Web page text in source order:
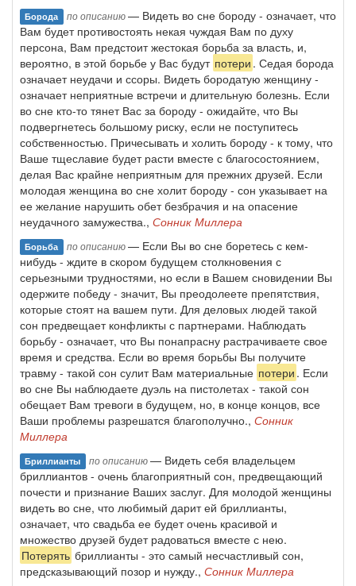
Борода по описанию— Видеть во сне бороду - означает, что
Вам будет противостоять некая чуждая Вам по духу
персона, Вам предстоит жестокая борьба за власть, и,
вероятно, в этой борьбе у Вас будут потери . Седая борода
означает неудачи и ссоры. Видеть бородатую женщину -
означает неприятные встречи и длительную болезнь. Если
во сне кто-то тянет Вас за бороду - ожидайте, что Вы
подвергнетесь большому риску, если не поступитесь
собственностью. Причесывать и холить бороду - к тому, что
Ваше тщеславие будет расти вместе с благосостоянием,
делая Вас крайне неприятным для прежних друзей. Если
молодая женщина во сне холит бороду - сон указывает на
ее желание нарушить обет безбрачия и на опасение
неудачного замужества., Сонник Миллера
Борьба по описанию— Если Вы во сне боретесь с кем-
нибудь - ждите в скором будущем столкновения с
серьезными трудностями, но если в Вашем сновидении Вы
одержите победу - значит, Вы преодолеете препятствия,
которые стоят на вашем пути. Для деловых людей такой
сон предвещает конфликты с партнерами. Наблюдать
борьбу - означает, что Вы понапрасну растрачиваете свое
время и средства. Если во время борьбы Вы получите
травму - такой сон сулит Вам материальные потери . Если
во сне Вы наблюдаете дуэль на пистолетах - такой сон
обещает Вам тревоги в будущем, но, в конце концов, все
Ваши проблемы разрешатся благополучно., Сонник
Миллера
Бриллианты по описанию— Видеть себя владельцем
бриллиантов - очень благоприятный сон, предвещающий
почести и признание Ваших заслуг. Для молодой женщины
видеть во сне, что любимый дарит ей бриллианты,
означает, что свадьба ее будет очень красивой и
множество друзей будет радоваться вместе с нею.
Потерять бриллианты - это самый несчастливый сон,
предсказывающий позор и нужду., Сонник Миллера